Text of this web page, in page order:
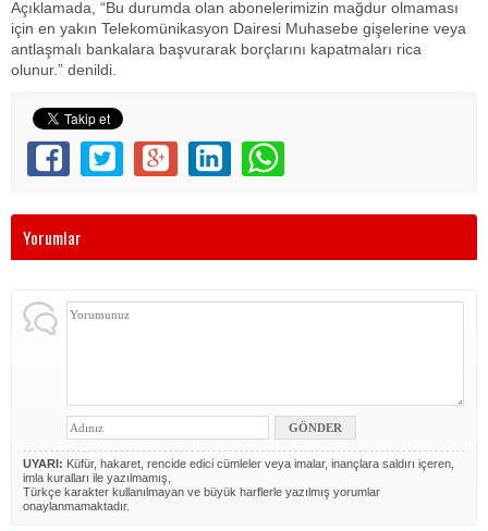
Açıklamada, “Bu durumda olan abonelerimizin mağdur olmaması
için en yakın Telekomünikasyon Dairesi Muhasebe gişelerine veya
antlaşmalı bankalara başvurarak borçlarını kapatmaları rica
olunur.” denildi.
Yorumlar
UYARI: Küfür, hakaret, rencide edici cümleler veya imalar, inançlara saldırı içeren,
imla kuralları ile yazılmamış,
Türkçe karakter kullanılmayan ve büyük harflerle yazılmış yorumlar
onaylanmamaktadır.